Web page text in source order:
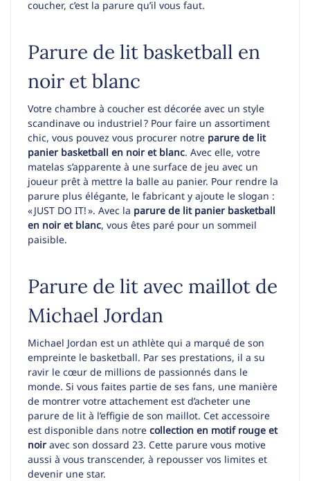
coucher, c’est la parure qu’il vous faut.
Parure de lit basketball en
noir et blanc
Votre chambre à coucher est décorée avec un style
scandinave ou industriel ? Pour faire un assortiment
chic, vous pouvez vous procurer notre parure de lit
panier basketball en noir et blanc. Avec elle, votre
matelas s’apparente à une surface de jeu avec un
joueur prêt à mettre la balle au panier. Pour rendre la
parure plus élégante, le fabricant y ajoute le slogan :
« JUST DO IT! ». Avec la parure de lit panier basketball
en noir et blanc, vous êtes paré pour un sommeil
paisible.
Parure de lit avec maillot de
Michael Jordan
Michael Jordan est un athlète qui a marqué de son
empreinte le basketball. Par ses prestations, il a su
ravir le cœur de millions de passionnés dans le
monde. Si vous faites partie de ses fans, une manière
de montrer votre attachement est d’acheter une
parure de lit à l’effigie de son maillot. Cet accessoire
est disponible dans notre collection en motif rouge et
noir avec son dossard 23. Cette parure vous motive
aussi à vous transcender, à repousser vos limites et
devenir une star.